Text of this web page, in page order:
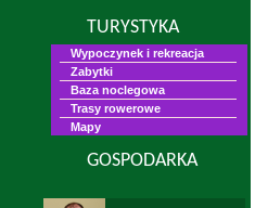
TURYSTYKA
Wypoczynek i rekreacja
Zabytki
Baza noclegowa
Trasy rowerowe
Mapy
GOSPODARKA